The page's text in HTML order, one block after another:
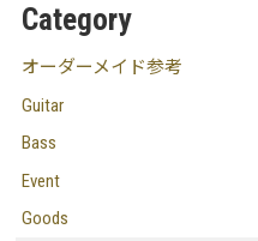
Category
オーダーメイド参考
Guitar
Bass
Event
Goods